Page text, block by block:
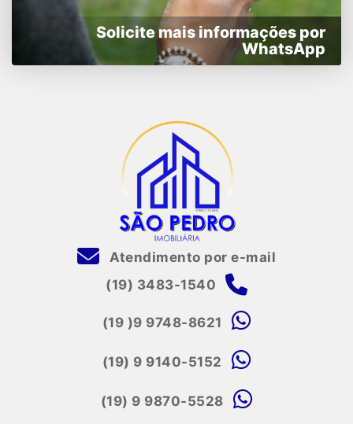
Solicite mais informações por
WhatsApp
Atendimento por e-mail
(19) 3483-1540
(19 )9 9748-8621
(19) 9 9140-5152
(19) 9 9870-5528